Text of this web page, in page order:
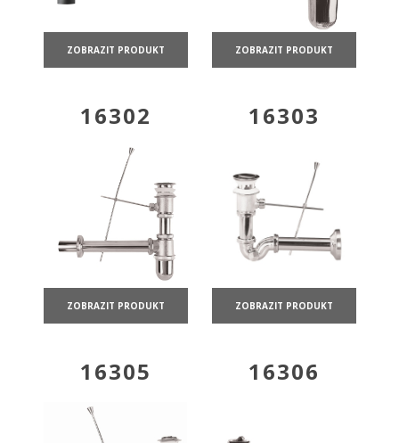
ZOBRAZIT PRODUKT ZOBRAZIT PRODUKT
16302
ZOBRAZIT PRODUKT
16303
ZOBRAZIT PRODUKT
16305 16306